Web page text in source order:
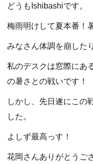
どうもIshibashiです。
梅雨明けして夏本番！
みなさん体調を崩した
私のデスクは窓際にあ
の暑さとの戦いです！
しかし、先日遂にこの
した。
よしず最高っす！
花岡さんありがとうご